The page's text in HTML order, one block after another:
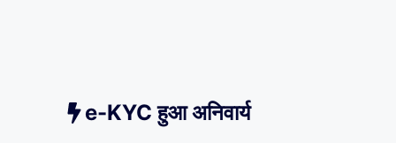
e-KYC हुआ अनिवार्य